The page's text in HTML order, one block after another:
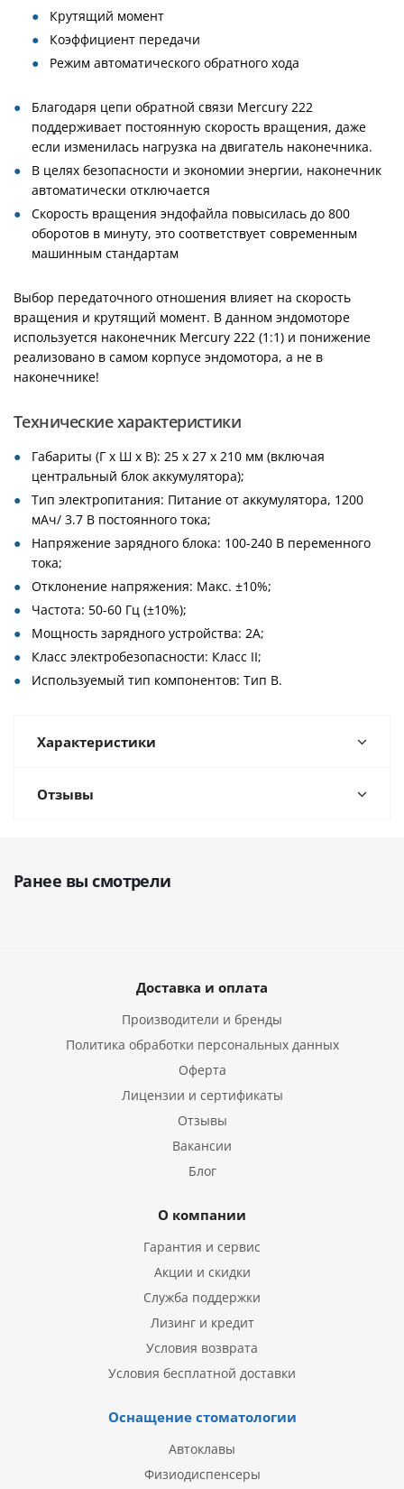
Крутящий момент
Коэффициент передачи
Режим автоматического обратного хода
Благодаря цепи обратной связи Mercury 222
поддерживает постоянную скорость вращения, даже
если изменилась нагрузка на двигатель наконечника.
В целях безопасности и экономии энергии, наконечник
автоматически отключается
Скорость вращения эндофайла повысилась до 800
оборотов в минуту, это соответствует современным
машинным стандартам
Выбор передаточного отношения влияет на скорость
вращения и крутящий момент. В данном эндомоторе
используется наконечник Mercury 222 (1:1) и понижение
реализовано в самом корпусе эндомотора, а не в
наконечнике!
Технические характеристики
Габариты (Г х Ш х В): 25 х 27 х 210 мм (включая
центральный блок аккумулятора);
Тип электропитания: Питание от аккумулятора, 1200
мАч/ 3.7 В постоянного тока;
Напряжение зарядного блока: 100-240 В переменного
тока;
Отклонение напряжения: Макс. ±10%;
Частота: 50-60 Гц (±10%);
Мощность зарядного устройства: 2А;
Класс электробезопасности: Класс II;
Используемый тип компонентов: Тип В.
Характеристики
Отзывы
Ранее вы смотрели
Доставка и оплата
Производители и бренды
Политика обработки персональных данных
Оферта
Лицензии и сертификаты
Отзывы
Вакансии
Блог
О компании
Гарантия и сервис
Акции и скидки
Служба поддержки
Лизинг и кредит
Условия возврата
Условия бесплатной доставки
Оснащение стоматологии
Автоклавы
Физиодиспенсеры